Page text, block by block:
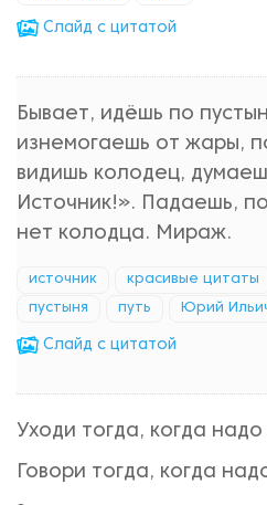
Cлайд с цитатой
Бывает, идёшь по
изнемогаешь от жары,
видишь колодец,
Источник!». Падаешь,
нет колодца. Мираж.
источник красивые цитаты
пустыня путь Юрий
Cлайд с цитатой
Уходи тогда, когда надо
Говори тогда, когда